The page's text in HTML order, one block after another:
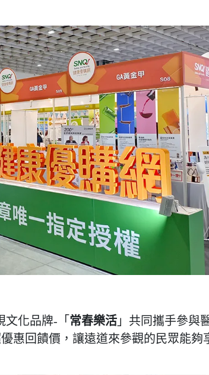
文化品牌-「 常春樂活 」共同攜手參與
惠回饋價，讓遠道來參觀的民眾能夠